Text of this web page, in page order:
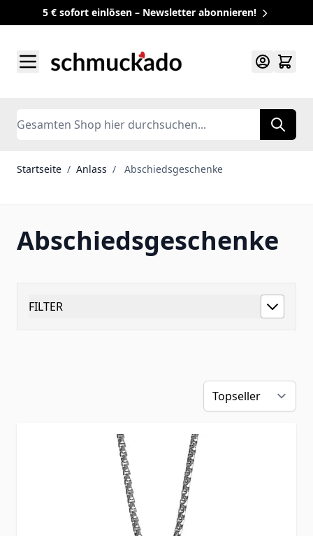
5 € sofort einlösen – Newsletter abonnieren!
Search
Startseite / Anlass / Abschiedsgeschenke
Abschiedsgeschenke
FILTER